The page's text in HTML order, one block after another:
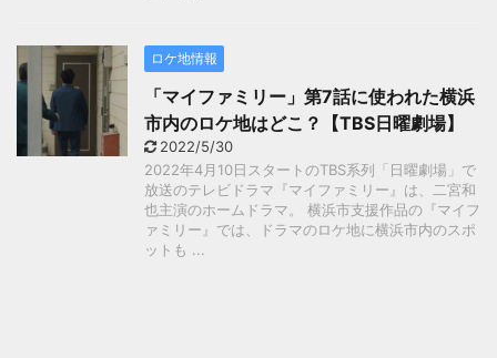
ロケ地情報
「マイファミリー」第7話に使われた横浜
市内のロケ地はどこ？【TBS日曜劇場】
2022/5/30
2022年4月10日スタートのTBS系列「日曜劇場」で
放送のテレビドラマ『マイファミリー』は、二宮和
也主演のホームドラマ。 横浜市支援作品の『マイフ
ァミリー』では、ドラマのロケ地に横浜市内のスポ
ットも ...